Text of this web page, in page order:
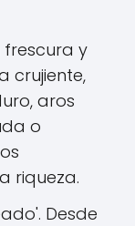
y
crujiente,
aros
o
riqueza.
Desde